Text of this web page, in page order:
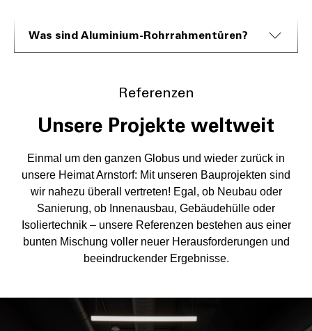
Was sind Aluminium-Rohrrahmentüren?
Referenzen
Unsere Projekte weltweit
Einmal um den ganzen Globus und wieder zurück in
unsere Heimat Arnstorf: Mit unseren Bauprojekten sind
wir nahezu überall vertreten! Egal, ob Neubau oder
Sanierung, ob Innenausbau, Gebäudehülle oder
Isoliertechnik – unsere Referenzen bestehen aus einer
bunten Mischung voller neuer Herausforderungen und
beeindruckender Ergebnisse.